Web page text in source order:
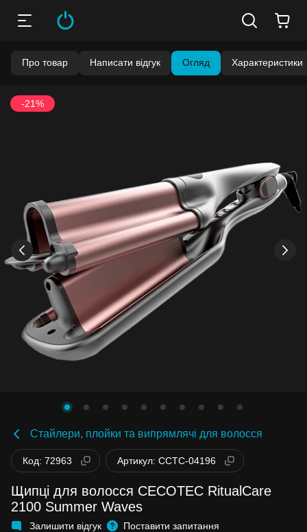
Про товар Написати відгук Огляд Характеристики
‹ ›
-21%
Стайлери, плойки та випрямлячі для волосся
Код: 72963 Артикул: CCTC-04196
Щипці для волосся CECOTEC RitualCare
2100 Summer Waves
Залишити відгук Поставити запитання